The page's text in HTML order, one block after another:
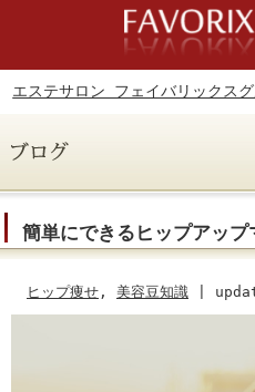
エステサロン フェイバリックス
簡単にできるヒップアッ
ヒップ痩せ , 美容豆知識